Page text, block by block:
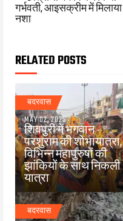
गर्भवती, आइसक्रीम में मिलाया
नशा
RELATED POSTS
बदरवास
MAY 02, 2025
शिवपुरी में भगवान
परशुराम की शोभायात्रा,
विभिन्न महापुरुषों की
झांकियों के साथ निकली
यात्रा
बदरवास